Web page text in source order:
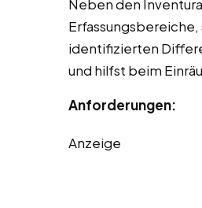
Neben den
identifizierten
und hilfst beim
Anforderungen:
Anzeige